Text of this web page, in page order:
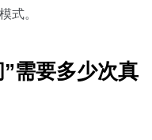
式。
需要多少次真